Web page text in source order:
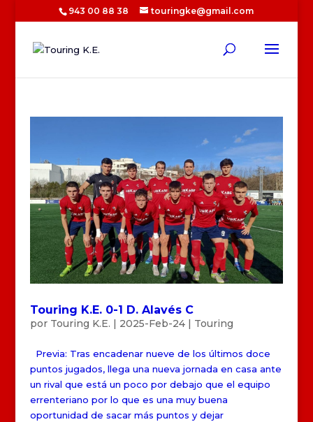
943 00 88 38 touringke@gmail.com
Touring K.E. 0-1 D. Alavés C
por Touring K.E. | 2025-Feb-24| Touring
Previa: Tras encadenar nueve de los últimos doce
puntos jugados, llega una nueva jornada en casa ante
un rival que está un poco por debajo que el equipo
errenteriano por lo que es una muy buena
oportunidad de sacar más puntos y dejar